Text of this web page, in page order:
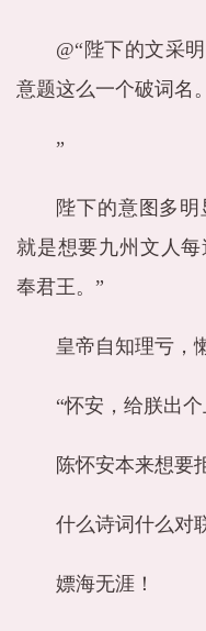
@“陛下的文采
意题这么一个破词名
”
陛下的意图多
就是想要九州文人
奉君王。”
皇帝自知理亏，
“怀安，给朕出
陈怀安本来想要
什么诗词什么对
嫖海无涯！